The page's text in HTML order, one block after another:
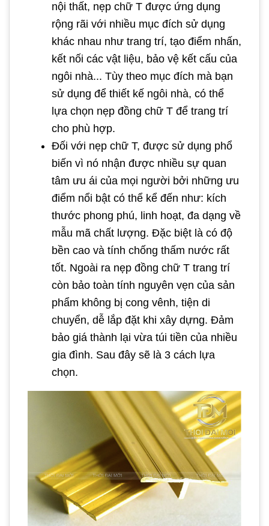
nội thất, nẹp chữ T được ứng dụng
rộng rãi với nhiều mục đích sử dụng
khác nhau như trang trí, tạo điểm nhấn,
kết nối các vật liệu, bảo vệ kết cấu của
ngôi nhà... Tùy theo mục đích mà bạn
sử dụng để thiết kế ngôi nhà, có thể
lựa chọn nẹp đồng chữ T để trang trí
cho phù hợp.
Đối với nẹp chữ T, được sử dụng phổ
biến vì nó nhận được nhiều sự quan
tâm ưu ái của mọi người bởi những ưu
điểm nổi bật có thể kể đến như: kích
thước phong phú, linh hoạt, đa dạng về
mẫu mã chất lượng. Đặc biệt là có độ
bền cao và tính chống thấm nước rất
tốt. Ngoài ra nẹp đồng chữ T trang trí
còn bảo toàn tính nguyên vẹn của sản
phẩm không bị cong vênh, tiện di
chuyển, dễ lắp đặt khi xây dựng. Đảm
bảo giá thành lại vừa túi tiền của nhiều
gia đình. Sau đây sẽ là 3 cách lựa
chọn.